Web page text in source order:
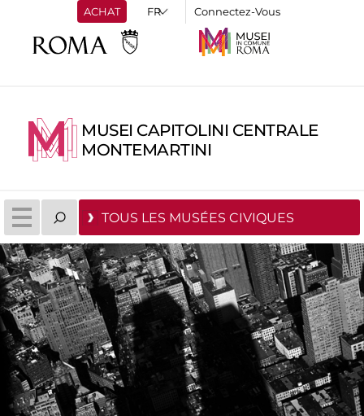
ACHAT Connectez-Vous
MUSEI CAPITOLINI CENTRALE
MONTEMARTINI
TOUS LES MUSÉES CIVIQUES